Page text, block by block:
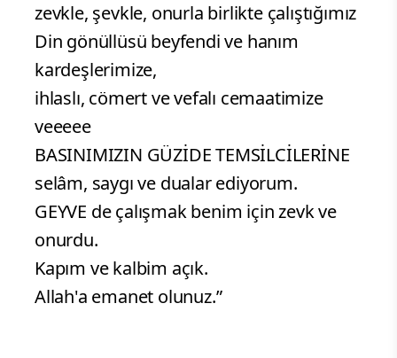
zevkle, şevkle, onurla birlikte çalıştığımız
Din gönüllüsü beyfendi ve hanım
kardeşlerimize,
ihlaslı, cömert ve vefalı cemaatimize
veeeee
BASINIMIZIN GÜZİDE TEMSİLCİLERİNE
selâm, saygı ve dualar ediyorum.
GEYVE de çalışmak benim için zevk ve
onurdu.
Kapım ve kalbim açık.
Allah'a emanet olunuz.”